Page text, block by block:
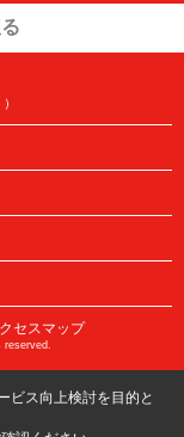
クセスマップ
reserved.
ビス向上検討を目的と